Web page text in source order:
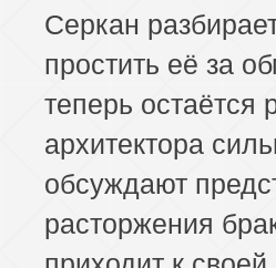
Серкан
простить её за
теперь
архитектора
обсуждают
расторжения